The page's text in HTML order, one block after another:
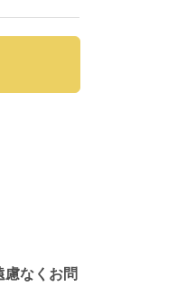
なくお問